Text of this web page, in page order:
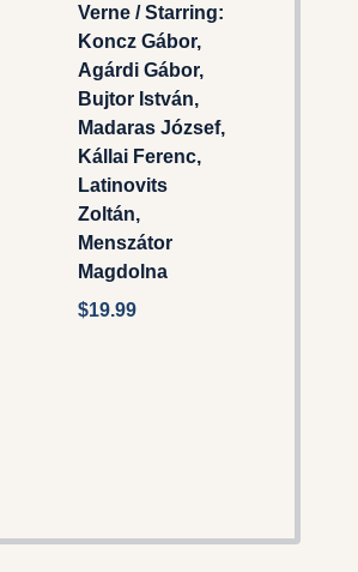
Verne / Starring:
Koncz Gábor,
Agárdi Gábor,
Bujtor István,
Madaras József,
Kállai Ferenc,
Latinovits
Zoltán,
Menszátor
Magdolna
$19.99